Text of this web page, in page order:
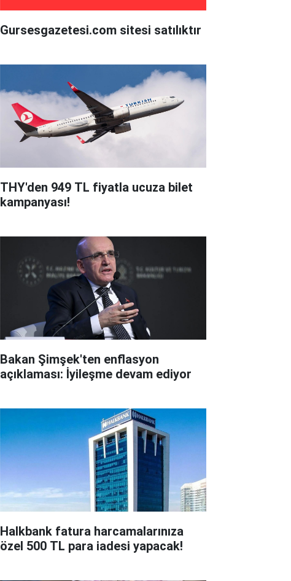
Gursesgazetesi.com sitesi satılıktır
THY'den 949 TL fiyatla ucuza bilet
kampanyası!
Bakan Şimşek'ten enflasyon
açıklaması: İyileşme devam ediyor
Halkbank fatura harcamalarınıza
özel 500 TL para iadesi yapacak!